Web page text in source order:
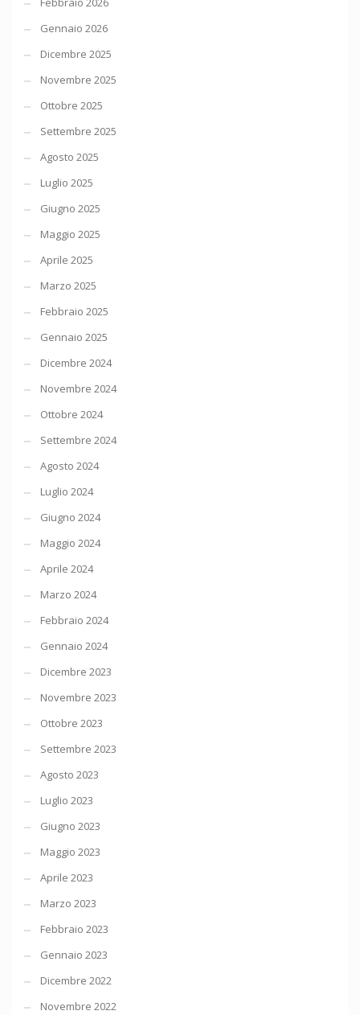
Gennaio 2026
Dicembre 2025
Novembre 2025
Ottobre 2025
Settembre 2025
Agosto 2025
Luglio 2025
Giugno 2025
Maggio 2025
Aprile 2025
Marzo 2025
Febbraio 2025
Gennaio 2025
Dicembre 2024
Novembre 2024
Ottobre 2024
Settembre 2024
Agosto 2024
Luglio 2024
Giugno 2024
Maggio 2024
Aprile 2024
Marzo 2024
Febbraio 2024
Gennaio 2024
Dicembre 2023
Novembre 2023
Ottobre 2023
Settembre 2023
Agosto 2023
Luglio 2023
Giugno 2023
Maggio 2023
Aprile 2023
Marzo 2023
Febbraio 2023
Gennaio 2023
Dicembre 2022
Novembre 2022